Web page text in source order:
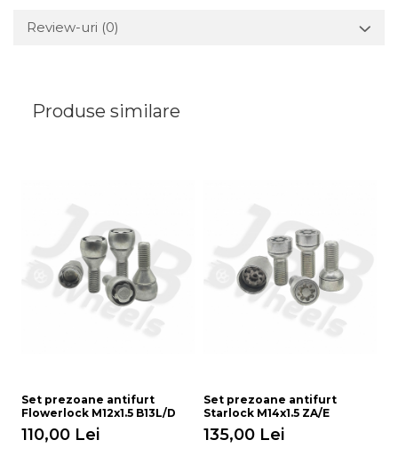
Review-uri (0)
Produse similare
Set prezoane antifurt
Flowerlock M12x1.5 B13L/D
110,00 Lei
Set prezoane antifurt
Starlock M14x1.5 ZA/E
135,00 Lei